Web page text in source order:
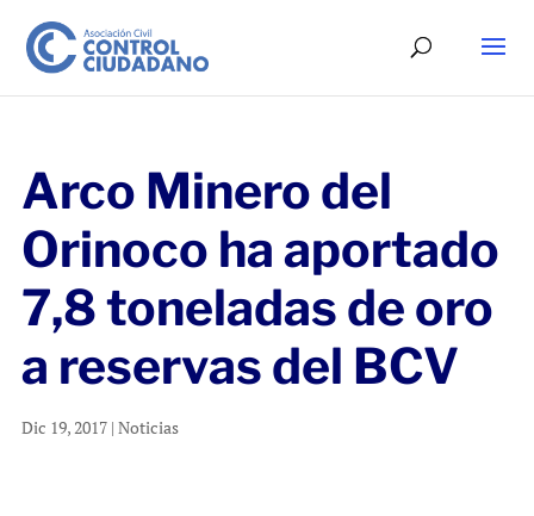
Arco Minero del
Orinoco ha aportado
7,8 toneladas de oro
a reservas del BCV
Dic 19, 2017| Noticias